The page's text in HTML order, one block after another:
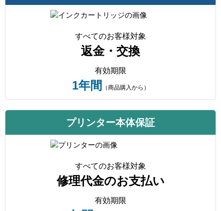
すべてのお客様対象
返金・交換
有効期限
1年間 （商品購入から）
プリンター本体保証
すべてのお客様対象
修理代金のお支払い
有効期限